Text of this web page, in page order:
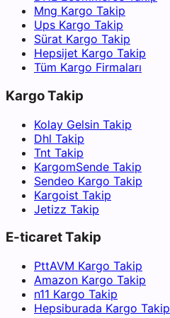
Mng Kargo Takip
Ups Kargo Takip
Sürat Kargo Takip
Hepsijet Kargo Takip
Tüm Kargo Firmaları
Kargo Takip
Kolay Gelsin Takip
Dhl Takip
Tnt Takip
KargomSende Takip
Sendeo Kargo Takip
Kargoist Takip
Jetizz Takip
E-ticaret Takip
PttAVM Kargo Takip
Amazon Kargo Takip
n11 Kargo Takip
Hepsiburada Kargo Takip